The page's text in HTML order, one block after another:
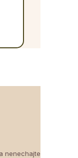
nenechajte